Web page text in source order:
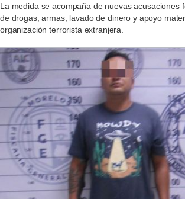
La medida se acompaña de nuevas acusaciones
de drogas, armas, lavado de dinero y apoyo
organización terrorista extranjera.